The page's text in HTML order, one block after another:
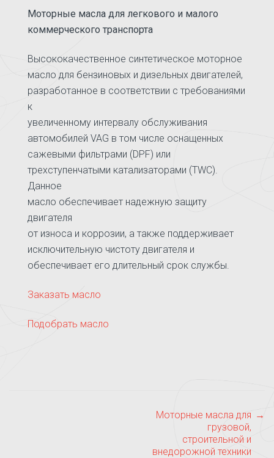
Моторные масла для легкового и малого
коммерческого транспорта
Высококачественное синтетическое моторное
масло для бензиновых и дизельных двигателей,
разработанное в соответствии с требованиями
к
увеличенному интервалу обслуживания
автомобилей VAG в том числе оснащенных
сажевыми фильтрами (DPF) или
трехступенчатыми катализаторами (TWC).
Данное
масло обеспечивает надежную защиту
двигателя
от износа и коррозии, а также поддерживает
исключительную чистоту двигателя и
обеспечивает его длительный срок службы.
Заказать масло
Подобрать масло
Post navigation
Моторные масла для
грузовой,
строительной и
внедорожной техники
→